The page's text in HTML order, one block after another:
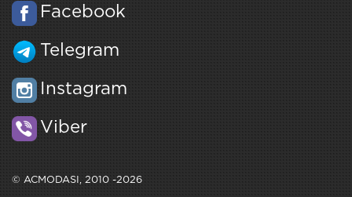
Facebook
Telegram
Instagram
Viber
© ACMODASI, 2010 -2026